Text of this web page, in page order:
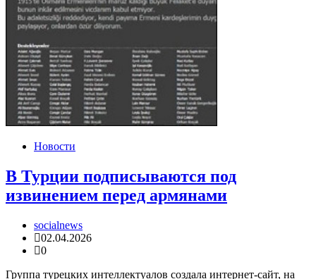
Новости
В Турции подписываются под
извинением перед армянами
socialnews
02.04.2026
0
Группа турецких интеллектуалов создала интернет-сайт, на